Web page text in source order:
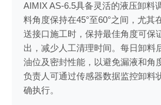
AIMIX AS-6.5具备灵活的液压卸料
料角度保持在45°至60°之间，尤其
送接口施工时，保持最佳角度可保
出，减少人工清理时间。每日卸料
油位及密封性能，以避免漏液和角
负责人可通过传感器数据监控卸料
确执行。